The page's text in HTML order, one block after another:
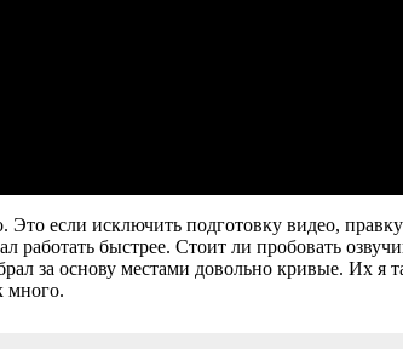
если исключить подготовку видео,
быстрее. Стоит ли пробовать
за основу местами довольно кривые. Их я
много.